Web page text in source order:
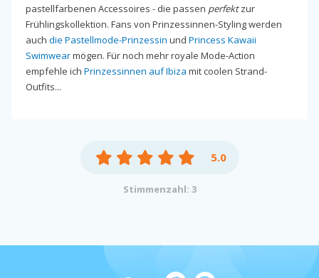
pastellfarbenen Accessoires - die passen perfektzur
Frühlingskollektion. Fans von Prinzessinnen-Styling werden
auch die Pastellmode-Prinzessin und Princess Kawaii
Swimwearmögen. Für noch mehr royale Mode-Action
empfehle ich Prinzessinnen auf Ibiza mit coolen Strand-
Outfits...
5.0
Stimmenzahl: 3